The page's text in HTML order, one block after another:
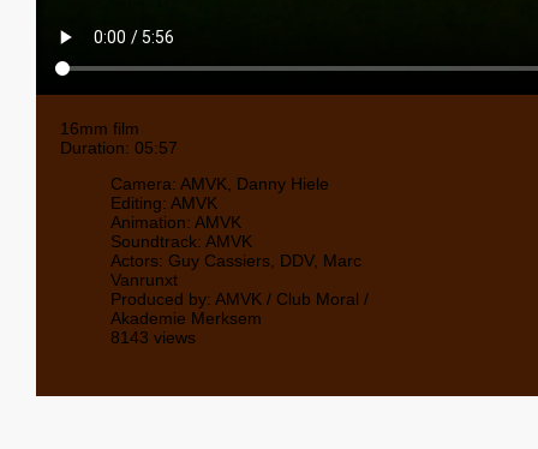
16mm film
Duration: 05:57
Camera: AMVK, Danny Hiele
Editing: AMVK
Animation: AMVK
Soundtrack: AMVK
Actors: Guy Cassiers, DDV, Marc
Vanrunxt
Produced by: AMVK / Club Moral /
Akademie Merksem
8143 views